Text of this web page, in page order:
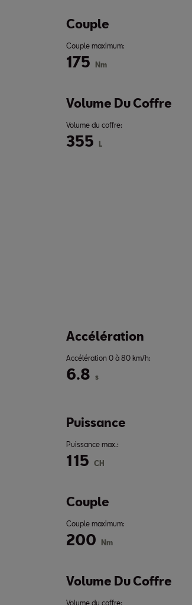
Couple
Couple maximum:
175 Nm
Volume Du Coffre
Volume du coffre:
355 L
Accélération
Accélération 0 à 80 km/h:
6.8 s
Puissance
Puissance max.:
115 CH
Couple
Couple maximum:
200 Nm
Volume Du Coffre
Volume du coffre: